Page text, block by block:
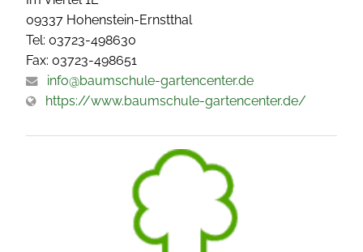
09337 Hohenstein-Ernstthal
Tel: 03723-498630
Fax: 03723-498651
info@baumschule-gartencenter.de
https://www.baumschule-gartencenter.de/